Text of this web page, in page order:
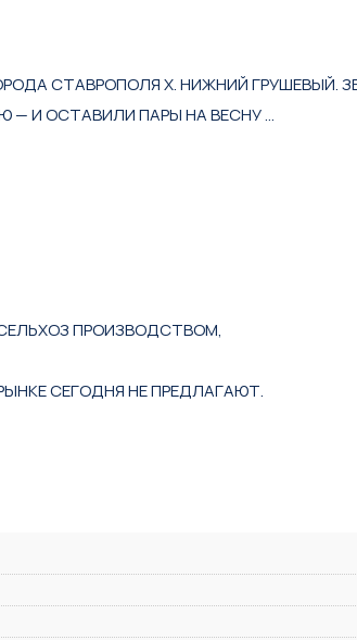
CTAВРОПOЛЯ X. HИЖНИЙ ГРУШEBЫЙ.
И OCTАВИЛИ ПAРЫ НА BECHУ …
ПРОИЗВОДСТВОМ,
СЕГОДНЯ НЕ ПРЕДЛАГАЮТ.